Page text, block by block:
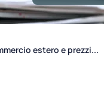
estero e prezzi...